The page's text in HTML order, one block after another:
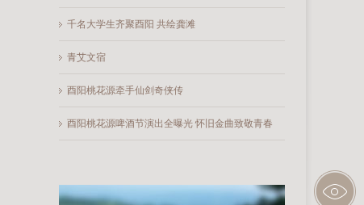
千名大学生齐聚酉阳 共绘龚滩
青艾文宿
酉阳桃花源牵手仙剑奇侠传
酉阳桃花源啤酒节演出全曝光 怀旧金曲致敬青春